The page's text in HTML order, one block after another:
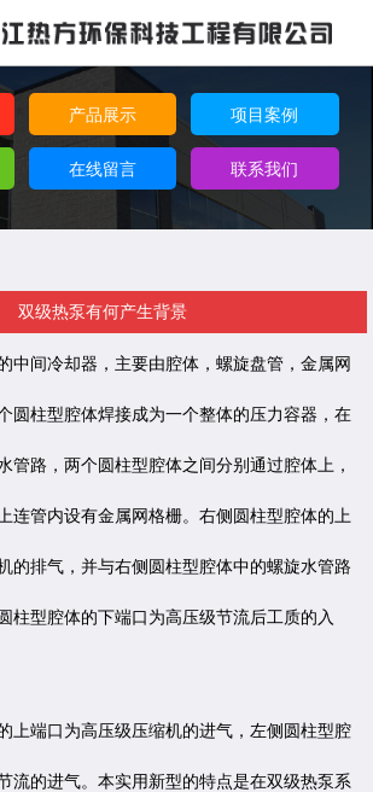
产品展示 项目案例
在线留言 联系我们
双级热泵有何产生背景
中间冷却器，主要由腔体，螺旋盘管，金属网
圆柱型腔体焊接成为一个整体的压力容器，在
管路，两个圆柱型腔体之间分别通过腔体上，
连管内设有金属网格栅。右侧圆柱型腔体的上
的排气，并与右侧圆柱型腔体中的螺旋水管路
柱型腔体的下端口为高压级节流后工质的入
上端口为高压级压缩机的进气，左侧圆柱型腔
流的进气。本实用新型的特点是在双级热泵系